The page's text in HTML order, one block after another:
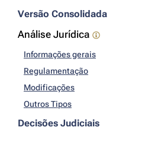
Versão Consolidada
Análise Jurídica
Informações gerais
Regulamentação
Modificações
Outros Tipos
Decisões Judiciais